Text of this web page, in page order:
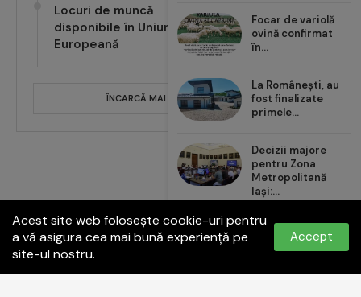
Locuri de muncă
disponibile în Uniunea
ÎNCARCĂ MAI MULTE POSTĂRI
Acest site web folosește cookie-uri pentru
a vă asigura cea mai bună experiență pe
site-ul nostru.
Accept
Focar de variolă
ovină confirmat
în...
La Românești, au
fost finalizate
primele...
Decizii majore
pentru Zona
Metropolitană
Iași:...
Carrefour România
aduce noul val de...